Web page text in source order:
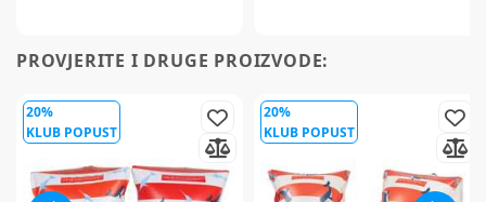
PROVJERITE I DRUGE PROIZVODE:
20%
KLUB POPUST
20%
KLUB POPUST